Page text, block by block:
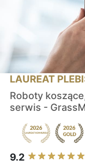
LAUREAT
Roboty
serwis -
9.2